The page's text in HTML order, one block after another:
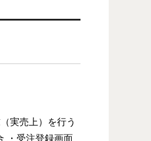
実売上）を行う
・受注登録画面